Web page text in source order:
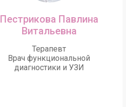
Пестрикова Павлина
Витальевна
Терапевт
Врач функциональной
диагностики и УЗИ